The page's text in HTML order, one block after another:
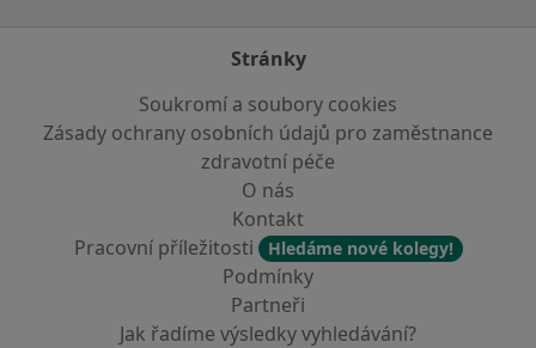
Stránky
Soukromí a soubory cookies
Zásady ochrany osobních údajů pro zaměstnance
zdravotní péče
O nás
Kontakt
Pracovní příležitosti
Hledáme nové kolegy!
Podmínky
Partneři
Jak řadíme výsledky vyhledávání?